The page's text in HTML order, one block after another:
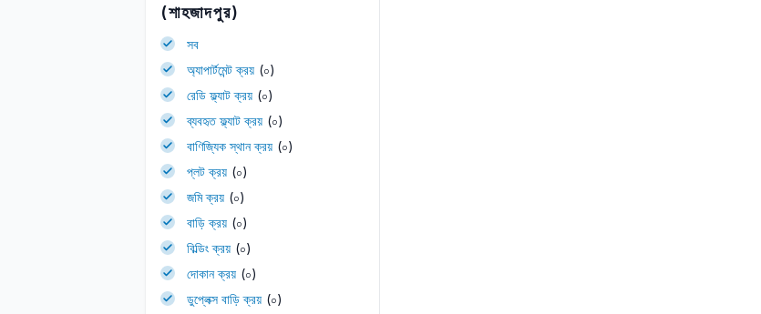
(শাহজাদপুর)
সব
অ্যাপার্টমেন্ট ক্রয় (০)
রেডি ফ্ল্যাট ক্রয় (০)
ব্যবহৃত ফ্ল্যাট ক্রয় (০)
বাণিজ্যিক স্থান ক্রয় (০)
প্লট ক্রয় (০)
জমি ক্রয় (০)
বাড়ি ক্রয় (০)
বিল্ডিং ক্রয় (০)
দোকান ক্রয় (০)
ডুপ্লেক্স বাড়ি ক্রয় (০)